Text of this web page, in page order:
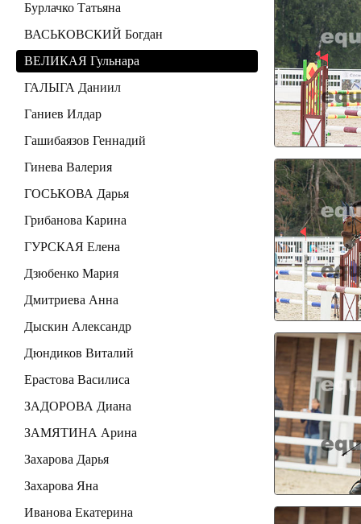
Бурлачко Татьяна
ВАСЬКОВСКИЙ Богдан
ВЕЛИКАЯ Гульнара
ГАЛЫГА Даниил
Ганиев Илдар
Гашибаязов Геннадий
Гинева Валерия
ГОСЬКОВА Дарья
Грибанова Карина
ГУРСКАЯ Елена
Дзюбенко Мария
Дмитриева Анна
Дыскин Александр
Дюндиков Виталий
Ерастова Василиса
ЗАДОРОВА Диана
ЗАМЯТИНА Арина
Захарова Дарья
Захарова Яна
Иванова Екатерина